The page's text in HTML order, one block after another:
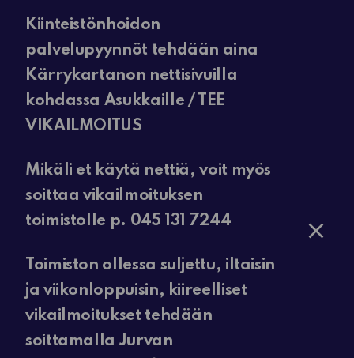
Kiinteistönhoidon
palvelupyynnöt tehdään aina
Kärrykartanon nettisivuilla
kohdassa Asukkaille / TEE
VIKAILMOITUS
Mikäli et käytä nettiä, voit myös
soittaa vikailmoituksen
toimistolle p. 045 131 7244
Toimiston ollessa suljettu, iltaisin
ja viikonloppuisin, kiireelliset
vikailmoitukset tehdään
soittamalla Jurvan